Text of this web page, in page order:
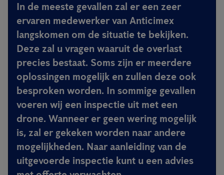
In de meeste gevallen zal er een zeer
ervaren medewerker van Anticimex
langskomen om de situatie te bekijken.
Deze zal u vragen waaruit de overlast
precies bestaat. Soms zijn er meerdere
oplossingen mogelijk en zullen deze ook
besproken worden. In sommige gevallen
voeren wij een inspectie uit met een
drone. Wanneer er geen wering mogelijk
is, zal er gekeken worden naar andere
mogelijkheden. Naar aanleiding van de
uitgevoerde inspectie kunt u een advies